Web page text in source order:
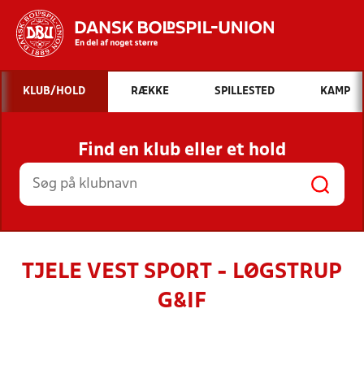
Hvad vil du søge efter?
INDHOLD OG NYHEDER
STILLINGER, RESULTATER, KLUBBER OG
HOLD
KLUB/HOLD RÆKKE SPILLESTED KAMP
Find en klub eller et hold
TJELE VEST SPORT - LØGSTRUP
G&IF